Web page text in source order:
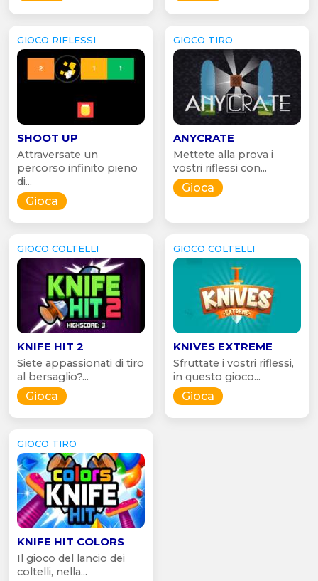
GIOCO RIFLESSI
SHOOT UP
Attraversate un
percorso infinito pieno
di...
Gioca
GIOCO TIRO
ANYCRATE
Mettete alla prova i
vostri riflessi con...
Gioca
GIOCO COLTELLI
KNIFE HIT 2
Siete appassionati di tiro
al bersaglio?...
Gioca
GIOCO COLTELLI
KNIVES EXTREME
Sfruttate i vostri riflessi,
in questo gioco...
Gioca
GIOCO TIRO
KNIFE HIT COLORS
Il gioco del lancio dei
coltelli, nella...